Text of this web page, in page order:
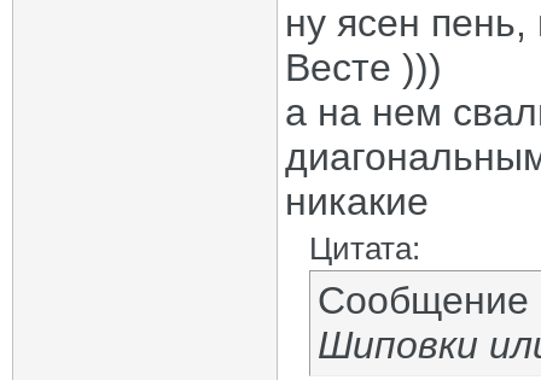
ну ясен
Весте )))
а на нем
никакие
Цитата:
Сообщение
Шиповки